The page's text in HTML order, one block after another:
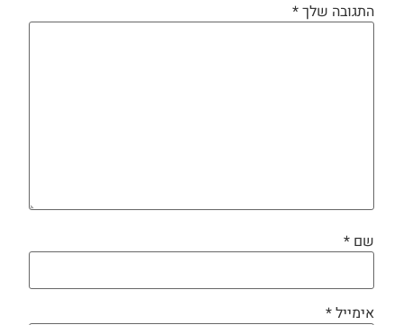
התגובה שלך*
שם *
אימייל*